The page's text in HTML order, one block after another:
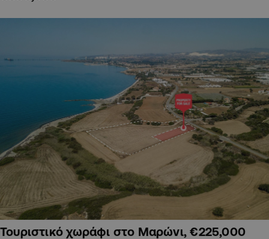
Τουριστικό χωράφι στο Μαρώνι, €225,000